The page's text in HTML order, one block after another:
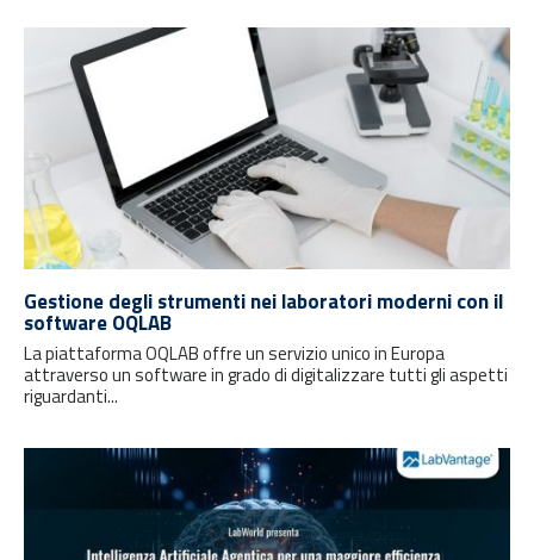
Gestione degli strumenti nei laboratori moderni con il
software OQLAB
La piattaforma OQLAB offre un servizio unico in Europa
attraverso un software in grado di digitalizzare tutti gli aspetti
riguardanti...